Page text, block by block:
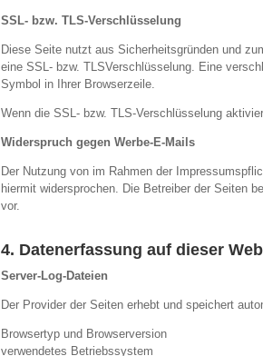
SSL- bzw. TLS-Verschlüsselung
Diese Seite nutzt aus Sicherheitsgründen und
eine SSL- bzw. TLSVerschlüsselung. Eine
Symbol in Ihrer Browserzeile.
Wenn die SSL- bzw. TLS-Verschlüsselung
Widerspruch gegen Werbe-E-Mails
Der Nutzung von im Rahmen der
hiermit widersprochen. Die Betreiber der Seiten
vor.
4. Datenerfassung auf dieser
Server-Log-Dateien
Der Provider der Seiten erhebt und speichert
Browsertyp und Browserversion
verwendetes Betriebssystem